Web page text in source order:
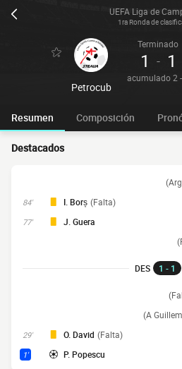
UEFA Liga de
1ra Ronda de
Petrocub
Terminado
1 - 1
acumulado 2
Resumen Composición
Destacados
84' I. Borș (Falta)
77' J. Guera
DES 1 - 1
(A
29' O. David (Falta)
1' P. Popescu